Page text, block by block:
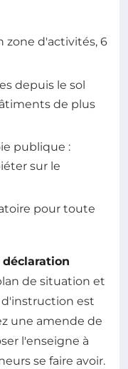
zone d'activités, 6
depuis le sol
de plus
publique :
sur le
pour toute
déclaration
de situation et
d'instruction est
une amende de
l'enseigne à
se faire avoir.